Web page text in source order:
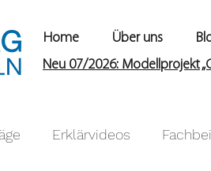
Home Über uns
Neu 07/2026: Modellprojekt
Erklärvideos